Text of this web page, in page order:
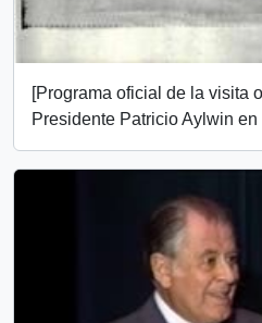
[Programa oficial de la visita
Presidente Patricio Aylwin en